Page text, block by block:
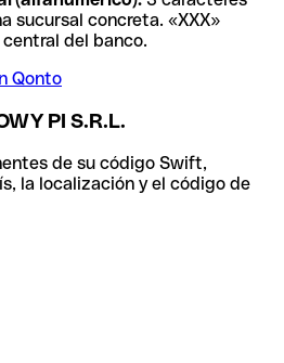
sucursal concreta. «XXX»
del banco.
Qonto
PI S.R.L.
de su código Swift,
la localización y el código de